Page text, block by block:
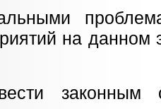
на данном
законным